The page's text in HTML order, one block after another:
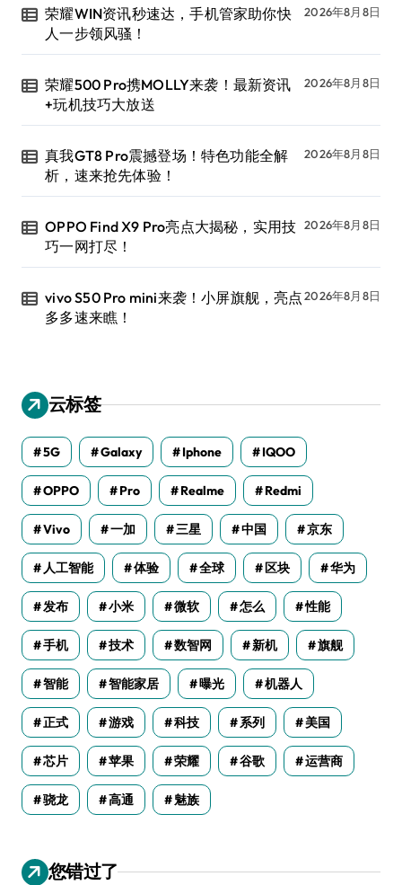
荣耀WIN资讯秒速达，手机管家助你快
人一步领风骚！
2026年8月8日
荣耀500 Pro携MOLLY来袭！最新资讯
+玩机技巧大放送
2026年8月8日
真我GT8 Pro震撼登场！特色功能全解
析，速来抢先体验！
2026年8月8日
OPPO Find X9 Pro亮点大揭秘，实用技
巧一网打尽！
2026年8月8日
vivo S50 Pro mini来袭！小屏旗舰，亮点
多多速来瞧！
2026年8月8日
云标签
5G Galaxy Iphone IQOO
OPPO Pro Realme Redmi
Vivo 一加 三星 中国 京东
人工智能 体验 全球 区块 华为
发布 小米 微软 怎么 性能
手机 技术 数智网 新机 旗舰
智能 智能家居 曝光 机器人
正式 游戏 科技 系列 美国
芯片 苹果 荣耀 谷歌 运营商
骁龙 高通 魅族
您错过了